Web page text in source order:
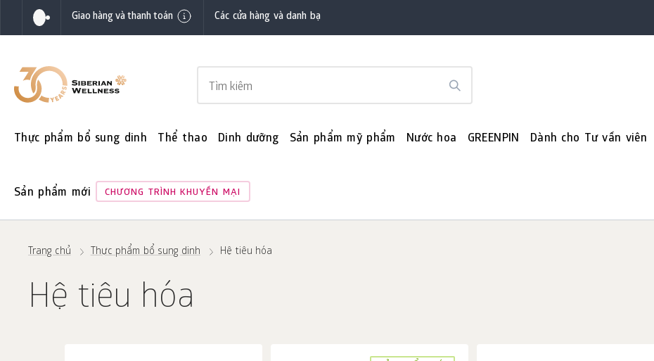
Giao hàng và thanh toán Các cửa hàng và danh bạ
Thực phẩm bổ sung dinh Thể thao Dinh dưỡng Sản phẩm mỹ phẩm Nước hoa GREENPIN Dành cho Tư vấn viên
Sản phẩm mới CHƯƠNG TRÌNH KHUYẾN MẠI
Trang chủ Thực phẩm bổ sung dinh Hệ tiêu hóa
Hệ tiêu hóa